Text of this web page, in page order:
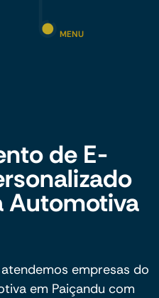
MENU
de E-
Automotiva
empresas do
em Paiçandu com